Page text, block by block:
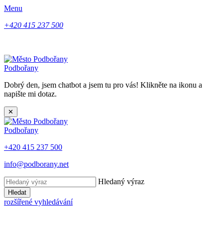
Menu
+420 415 237 500
Podbořany
Dobrý den, jsem chatbot a jsem tu pro vás! Klikněte na ikonu a
napište mi dotaz.
✕
Podbořany
+420 415 237 500
info@podborany.net
Hledaný výraz
Hledat
rozšířené vyhledávání